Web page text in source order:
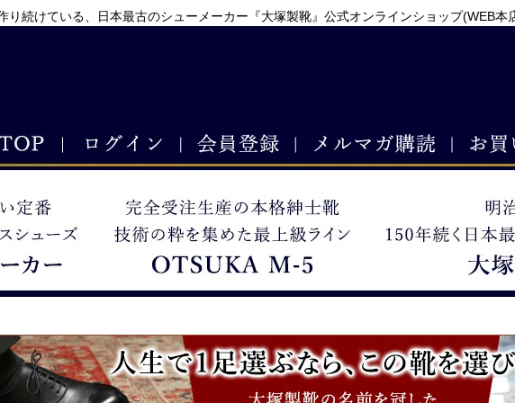
り続けている、日本最古のシューメーカー『大塚製靴』公式オンラインショップ(WEB本